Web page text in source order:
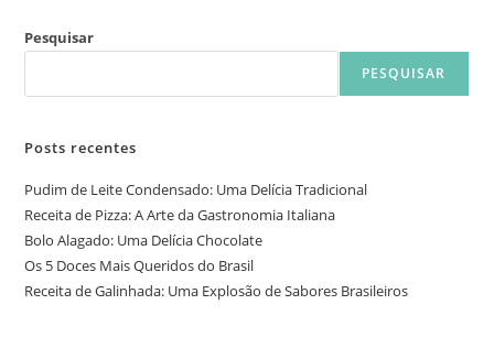
Pesquisar
PESQUISAR
Posts recentes
Pudim de Leite Condensado: Uma Delícia Tradicional
Receita de Pizza: A Arte da Gastronomia Italiana
Bolo Alagado: Uma Delícia Chocolate
Os 5 Doces Mais Queridos do Brasil
Receita de Galinhada: Uma Explosão de Sabores Brasileiros